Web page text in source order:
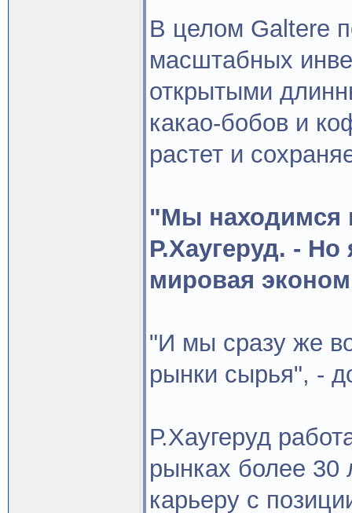
В целом Galtere
масштабных
открытыми
какао-бобов и
растет и
"Мы находимся
Р.Хаугеруд. -
мировая
"И мы сразу же
рынки сырья", -
Р.Хаугеруд
рынках более 30
карьеру с